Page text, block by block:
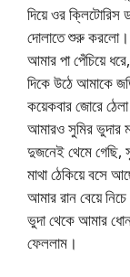
দিয়ে ওর ক্লিটোরিস
দোলাতে শুরু করলো।
আমার পা পেঁচিয়ে
দিকে উঠে আমাকে
কয়েকবার জোরে
আমারও সুমির ভুদার
দুজনেই থেমে গেছি,
মাথা ঠেকিয়ে বসে
আমার রান বেয়ে
ভুদা থেকে আমার
ফেললাম।